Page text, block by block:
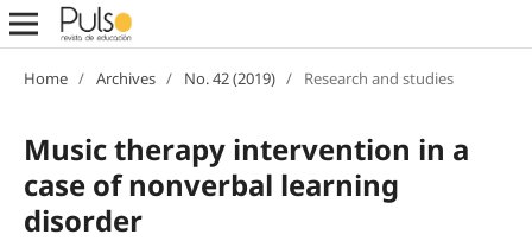
Home / Archives / No. 42 (2019) / Research and studies
Music therapy intervention in a
case of nonverbal learning
disorder